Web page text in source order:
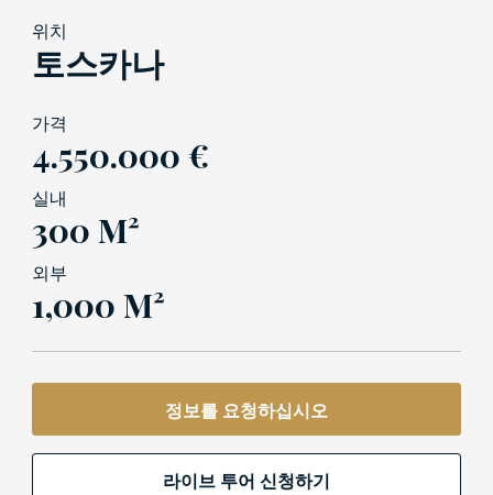
위치
토스카나
가격
4.550.000 €
실내
300 M²
외부
1,000 M²
정보를 요청하십시오
라이브 투어 신청하기